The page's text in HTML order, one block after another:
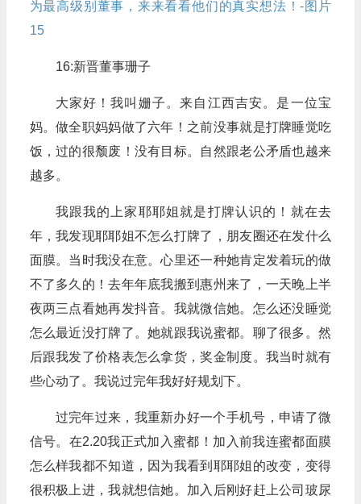
16:新晋董事珊子
大家好！我叫姗子。来自江西吉安。是一位宝
妈。做全职妈妈做了六年！之前没事就是打牌睡觉吃
饭，过的很颓废！没有目标。自然跟老公矛盾也越来
越多。
我跟我的上家耶耶姐就是打牌认识的！就在去
年，我发现耶耶姐不怎么打牌了，朋友圈还在发什么
面膜。当时我没在意。心里还一种她肯定发着玩的做
不了多久的！去年年底我搬到惠州来了，一天晚上半
夜两三点看她再发抖音。我就微信她。怎么还没睡觉
怎么最近没打牌了。她就跟我说蜜都。聊了很多。然
后跟我发了价格表怎么拿货，奖金制度。我当时就有
些心动了。我说过完年我好好规划下。
过完年过来，我重新办好一个手机号，申请了微
信号。在2.20我正式加入蜜都！加入前我连蜜都面膜
怎么样我都不知道，因为我看到耶耶姐的改变，变得
很积极上进，我就想信她。加入后刚好赶上公司玻尿